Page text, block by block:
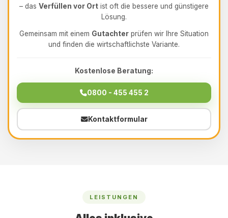
– das Verfüllen vor Ort ist oft die bessere und günstigere
Lösung.
Gemeinsam mit einem Gutachter prüfen wir Ihre Situation
und finden die wirtschaftlichste Variante.
Kostenlose Beratung:
0800 - 455 455 2
Kontaktformular
LEISTUNGEN